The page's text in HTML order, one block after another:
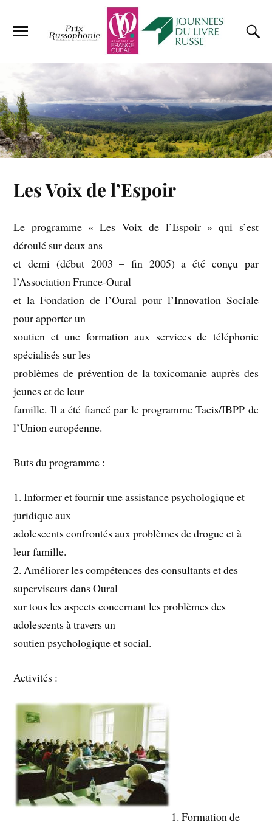
Les Voix de l’Espoir
Le programme « Les Voix de l’Espoir » qui s’est
déroulé sur deux ans
et demi (début 2003 – fin 2005) a été conçu par
l’Association France-Oural
et la Fondation de l’Oural pour l’Innovation Sociale
pour apporter un
soutien et une formation aux services de téléphonie
spécialisés sur les
problèmes de prévention de la toxicomanie auprès des
jeunes et de leur
famille. Il a été fiancé par le programme Tacis/IBPP de
l’Union européenne.
Buts du programme :
1. Informer et fournir une assistance psychologique et
juridique aux
adolescents confrontés aux problèmes de drogue et à
leur famille.
2. Améliorer les compétences des consultants et des
superviseurs dans Oural
sur tous les aspects concernant les problèmes des
adolescents à travers un
soutien psychologique et social.
Activités :
1. Formation de